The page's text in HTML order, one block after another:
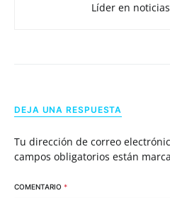
Líder en
DEJA UNA RESPUESTA
Tu dirección de correo
campos obligatorios están
COMENTARIO *